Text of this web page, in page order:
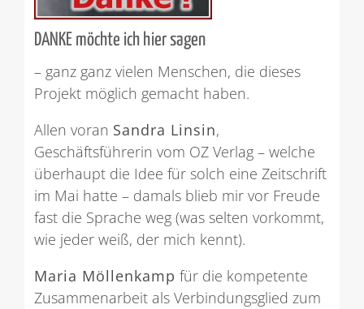
DANKE möchte ich hier sagen
– ganz ganz vielen Menschen, die dieses
Projekt möglich gemacht haben.
Allen voran Sandra Linsin,
Geschäftsführerin vom OZ Verlag – welche
überhaupt die Idee für solch eine Zeitschrift
im Mai hatte – damals blieb mir vor Freude
fast die Sprache weg (was selten vorkommt,
wie jeder weiß, der mich kennt).
Maria Möllenkamp für die kompetente
Zusammenarbeit als Verbindungsglied zum